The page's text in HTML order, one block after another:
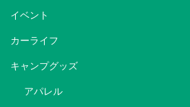
イベント
カーライフ
キャンプグッズ
アパレル